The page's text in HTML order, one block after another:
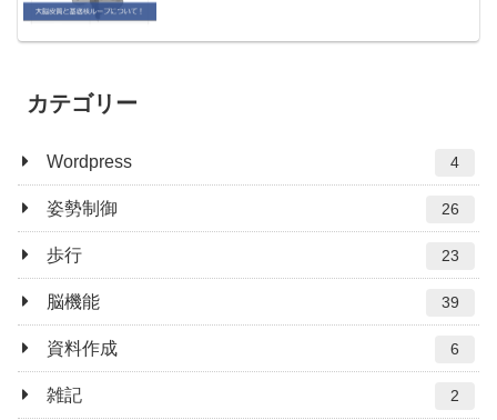
カテゴリー
Wordpress 4
姿勢制御 26
歩行 23
脳機能 39
資料作成 6
雑記 2